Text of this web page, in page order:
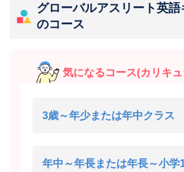
グローバルアスリート英
のコース
気になるコース(カリキ
3歳～年少または年中クラス
年中～年長または年長～小学